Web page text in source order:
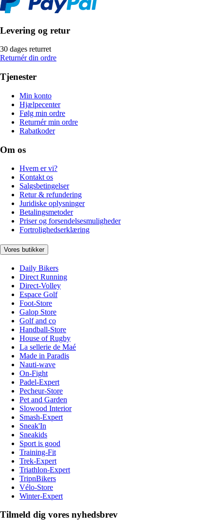
Levering og retur
30 dages returret
Returnér din ordre
Tjenester
Min konto
Hjælpecenter
Følg min ordre
Returnér min ordre
Rabatkoder
Om os
Hvem er vi?
Kontakt os
Salgsbetingelser
Retur & refundering
Juridiske oplysninger
Betalingsmetoder
Priser og forsendelsesmuligheder
Fortrolighedserklæring
Vores butikker
Daily Bikers
Direct Running
Direct-Volley
Espace Golf
Foot-Store
Galop Store
Golf and co
Handball-Store
House of Rugby
La sellerie de Maé
Made in Paradis
Nauti-wave
On-Fight
Padel-Expert
Pecheur-Store
Pet and Garden
Slowood Interior
Smash-Expert
Sneak'In
Sneakids
Sport is good
Training-Fit
Trek-Expert
Triathlon-Expert
TripnBikers
Vélo-Store
Winter-Expert
Tilmeld dig vores nyhedsbrev